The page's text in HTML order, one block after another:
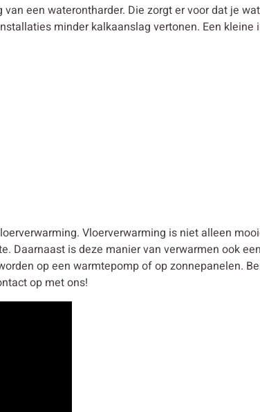
een waterontharder. Die zorgt er voor dat je
minder kalkaanslag vertonen. Een
Vloerverwarming is niet alleen
Daarnaast is deze manier van verwarmen ook
op een warmtepomp of op zonnepanelen.
op met ons!